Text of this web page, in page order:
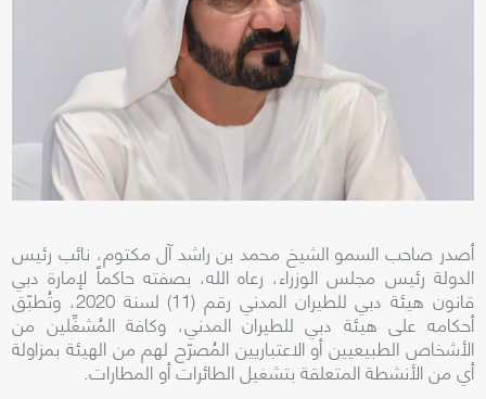
أصدر صاحب السمو الشيخ محمد بن راشد آل مكتوم، نائب رئيس
الدولة رئيس مجلس الوزراء، رعاه الله، بصفته حاكماً لإمارة دبي
قانون هيئة دبي للطيران المدني رقم (11) لسنة 2020، وتُطبّق
أحكامه على هيئة دبي للطيران المدني، وكافة المُشغِّلين من
الأشخاص الطبيعيين أو الاعتباريين المُصرّح لهم من الهيئة بمزاولة
أي من الأنشطة المتعلقة بتشغيل الطائرات أو المطارات.